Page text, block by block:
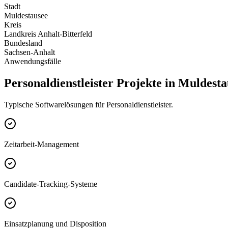
Stadt
Muldestausee
Kreis
Landkreis Anhalt-Bitterfeld
Bundesland
Sachsen-Anhalt
Anwendungsfälle
Personaldienstleister Projekte in
Typische Softwarelösungen für Personaldienstleister.
Zeitarbeit-Management
Candidate-Tracking-Systeme
Einsatzplanung und Disposition